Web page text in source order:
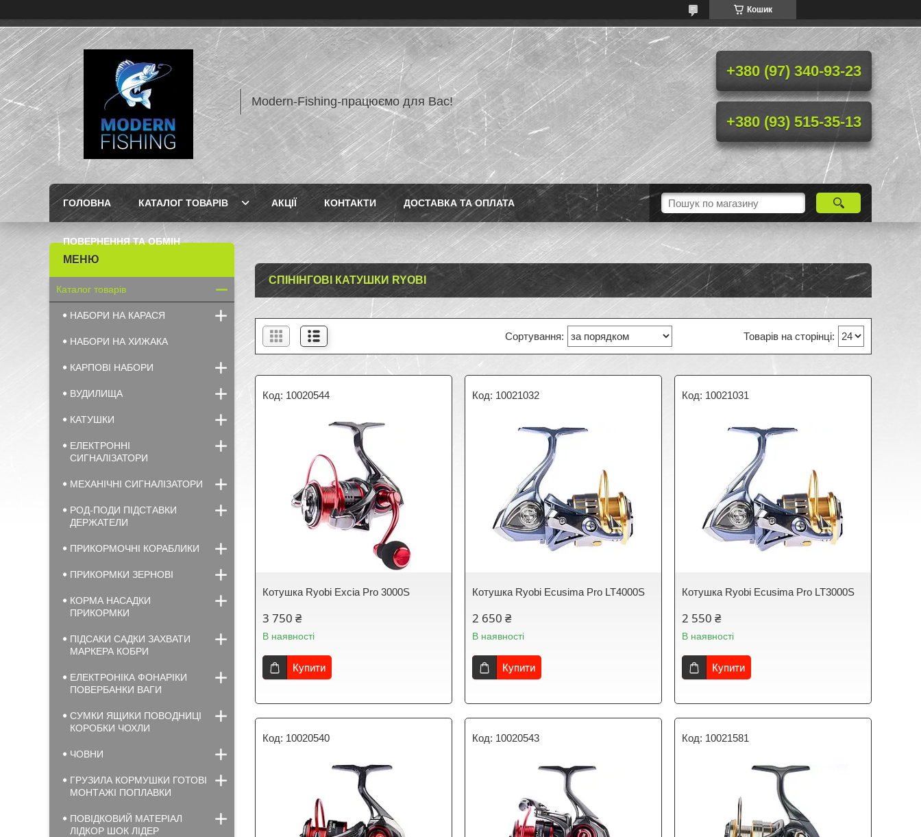
Кошик
Modern-Fishing-працюємо для Вас!
+380 (97) 340-93-23
+380 (93) 515-35-13
ГОЛОВНА КАТАЛОГ ТОВАРІВ АКЦІЇ КОНТАКТИ ДОСТАВКА ТА ОПЛАТА
ПОВЕРНЕННЯ ТА ОБМІН
СПІНІНГОВІ КАТУШКИ RYOBI
10020544
Котушка Ryobi Excia Pro 3000S
3 750 ₴
В наявності
Купити
10021032
Котушка Ryobi Ecusima Pro LT4000S
2 650 ₴
В наявності
Купити
10021031
Котушка Ryobi Ecusima Pro LT3000S
2 550 ₴
В наявності
Купити
10020540 10020543 10021581
Каталог товарів
НАБОРИ НА КАРАСЯ
НАБОРИ НА ХИЖАКА
КАРПОВІ НАБОРИ
ВУДИЛИЩА
КАТУШКИ
ЕЛЕКТРОННІ
СИГНАЛІЗАТОРИ
МЕХАНІЧНІ СИГНАЛІЗАТОРИ
РОД-ПОДИ ПІДСТАВКИ
ДЕРЖАТЕЛИ
ПРИКОРМОЧНІ КОРАБЛИКИ
ПРИКОРМКИ ЗЕРНОВІ
КОРМА НАСАДКИ
ПРИКОРМКИ
ПІДСАКИ САДКИ ЗАХВАТИ
МАРКЕРА КОБРИ
ЕЛЕКТРОНІКА ФОНАРІКИ
ПОВЕРБАНКИ ВАГИ
СУМКИ ЯЩИКИ ПОВОДНИЦІ
КОРОБКИ ЧОХЛИ
ЧОВНИ
ГРУЗИЛА КОРМУШКИ ГОТОВІ
МОНТАЖІ ПОПЛАВКИ
ПОВІДКОВИЙ МАТЕРІАЛ
ЛІДКОР ШОК ЛІДЕР